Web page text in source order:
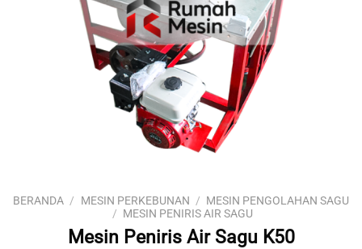
BERANDA / MESIN PERKEBUNAN / MESIN PENGOLAHAN SAGU
/ MESIN PENIRIS AIR SAGU
Mesin Peniris Air Sagu K50